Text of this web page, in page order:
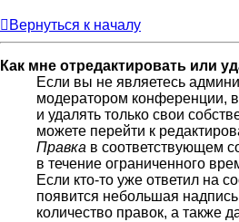
Вернуться к началу
Как мне отредактировать или
Если вы не являетесь
модератором конференции,
и удалять только свои
можете перейти к
Правка в соответствующем
в течение ограниченного
Если кто-то уже ответил на
появится небольшая
количество правок, а также